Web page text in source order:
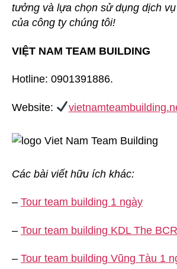
tưởng và lựa chọn sử dụng dịch vụ
của công ty chúng tôi!
VIỆT NAM TEAM BUILDING
Hotline: 0901391886.
Website:
Các bài viết hữu ích khác:
– Tour team building 1 ngày
– Tour team building KDL The
– Tour team building Vũng Tàu 1